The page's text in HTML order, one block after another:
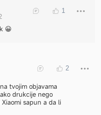
1
😀
2
tvojim objavama
drukcije nego
sapun a da li